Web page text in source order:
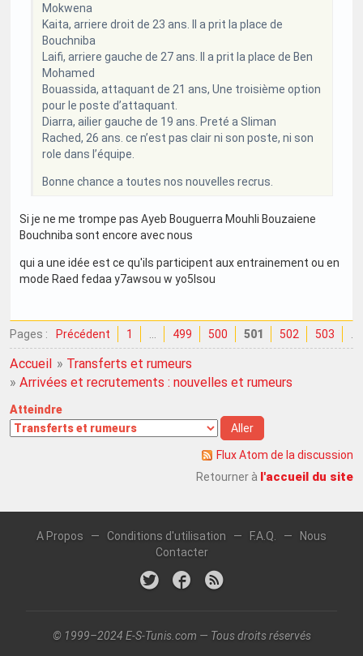
Mokwena
Kaita, arriere droit de 23 ans. Il a prit la place de
Bouchniba
Laifi, arriere gauche de 27 ans. Il a prit la place de Ben
Mohamed
Bouassida, attaquant de 21 ans, Une troisième option
pour le poste d’attaquant.
Diarra, ailier gauche de 19 ans. Preté a Sliman
Rached, 26 ans. ce n’est pas clair ni son poste, ni son
role dans l’équipe.
Bonne chance a toutes nos nouvelles recrus.
Si je ne me trompe pas Ayeb Bouguerra Mouhli Bouzaiene
Bouchniba sont encore avec nous
qui a une idée est ce qu'ils participent aux entrainement ou en
mode Raed fedaa y7awsou w yo5lsou
Pages : Précédent 1 499 500 501 502 503
Accueil » Transferts et rumeurs
» Arrivées et recrutements : nouvelles et rumeurs
Atteindre
Flux Atom de la discussion
Retourner à l'accueil du site
A Propos — Conditions d'utilisation — F.A.Q. —
Nous
Contacter
© 1999–2024 E-S-Tunis.com — Tous droits réservés